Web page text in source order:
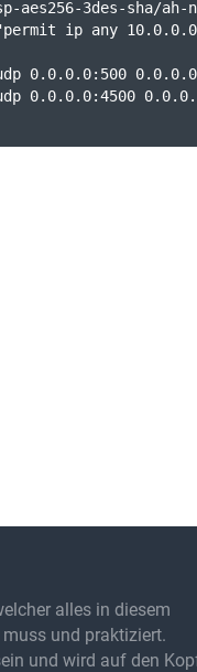
alles in diesem
und praktiziert.
und wird auf den